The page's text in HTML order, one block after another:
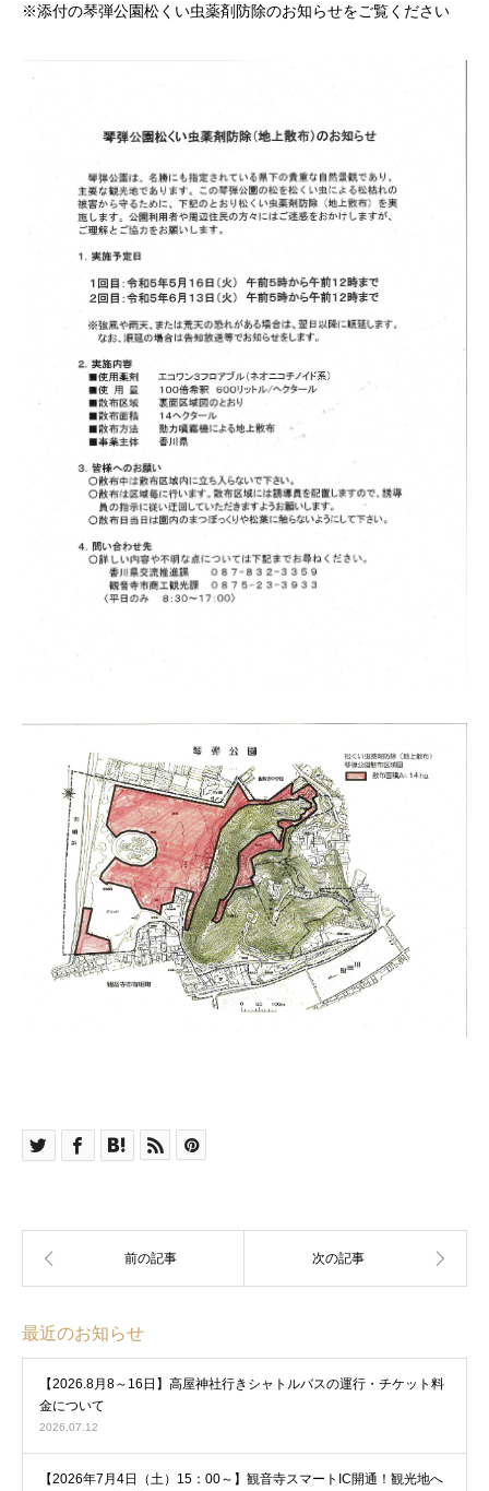
※添付の琴弾公園松くい虫薬剤防除のお知らせをご覧ください
最近のお知らせ
【2026.8月8～16日】高屋神社行きシャトルバスの運行・チケット料
金について
2026.07.12
【2026年7月4日（土）15：00～】観音寺スマートIC開通！観光地へ